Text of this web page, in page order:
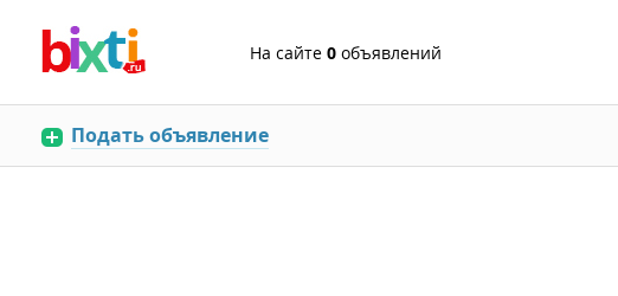
На сайте 0 объявлений
Подать объявление